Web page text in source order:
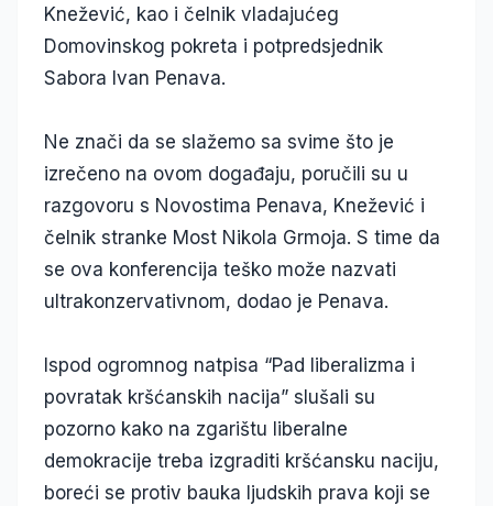
Knežević, kao i čelnik vladajućeg
Domovinskog pokreta i potpredsjednik
Sabora Ivan Penava.
Ne znači da se slažemo sa svime što je
izrečeno na ovom događaju, poručili su u
razgovoru s Novostima Penava, Knežević i
čelnik stranke Most Nikola Grmoja. S time da
se ova konferencija teško može nazvati
ultrakonzervativnom, dodao je Penava.
Ispod ogromnog natpisa “Pad liberalizma i
povratak kršćanskih nacija” slušali su
pozorno kako na zgarištu liberalne
demokracije treba izgraditi kršćansku naciju,
boreći se protiv bauka ljudskih prava koji se